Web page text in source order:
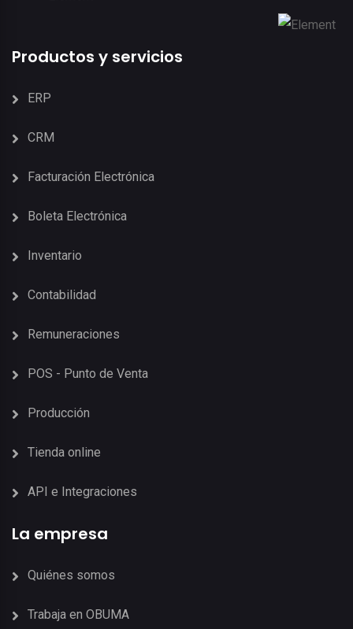
Productos y servicios
ERP
CRM
Facturación Electrónica
Boleta Electrónica
Inventario
Contabilidad
Remuneraciones
POS - Punto de Venta
Producción
Tienda online
API e Integraciones
La empresa
Quiénes somos
Trabaja en OBUMA